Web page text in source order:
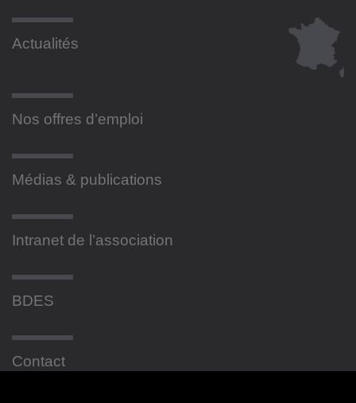
Actualités
Nos offres d’emploi
Médias & publications
Intranet de l’association
BDES
Contact